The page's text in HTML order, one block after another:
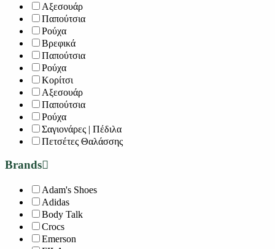
Αξεσουάρ
Παπούτσια
Ρούχα
Βρεφικά
Παπούτσια
Ρούχα
Κορίτσι
Αξεσουάρ
Παπούτσια
Ρούχα
Σαγιονάρες | Πέδιλα
Πετσέτες Θαλάσσης
Brands
Adam's Shoes
Adidas
Body Talk
Crocs
Emerson